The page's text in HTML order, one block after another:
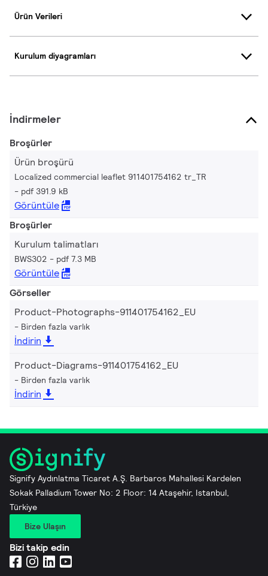
Ürün Verileri
Kurulum diyagramları
İndirmeler
Broşürler
Ürün broşürü
Localized commercial leaflet 911401754162 tr_TR
pdf 391.9 kB
Görüntüle
Broşürler
Kurulum talimatları
BWS302 pdf 7.3 MB
Görüntüle
Görseller
Product-Photographs-911401754162_EU
Birden fazla varlık
İndirin
Product-Diagrams-911401754162_EU
Birden fazla varlık
İndirin
Signify Aydınlatma Ticaret A.Ş. Barbaros Mahallesi Kardelen
Sokak Palladium Tower No: 2 Floor: 14 Ataşehir, Istanbul,
Türkiye
Bize Ulaşın
Bizi takip edin